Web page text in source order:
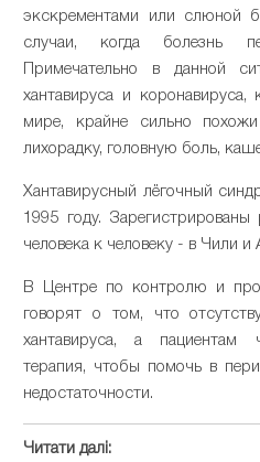
экскрементами или слюной
случаи, когда болезнь
Примечательно в данной
хантавируса и
мире, крайне сильно
лихорадку, головную боль,
Хантавирусный лёгочный
1995 году.
человека к человеку - в Чили и
В Центре по контролю и
говорят о том, что
хантавируса, а пациентам
терапия, чтобы помочь в
недостаточности.
Читати далі: